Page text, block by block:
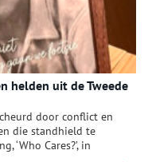
helden uit de Tweede
door conflict en
die standhield te
‘Who Cares?’, in